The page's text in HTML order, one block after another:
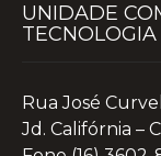
UNIDADE
TECNOLOGIA
Rua José
Jd. Califórnia –